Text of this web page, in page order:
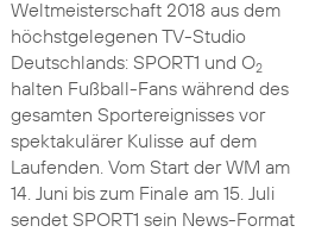
Weltmeisterschaft 2018 aus dem
höchstgelegenen TV-Studio
Deutschlands: SPORT1 und O2
halten Fußball-Fans während des
gesamten Sportereignisses vor
spektakulärer Kulisse auf dem
Laufenden. Vom Start der WM am
14. Juni bis zum Finale am 15. Juli
sendet SPORT1 sein News-Format